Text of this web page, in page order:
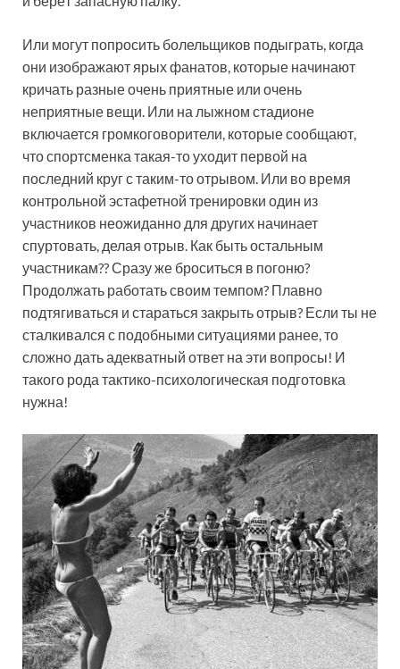
Или могут попросить болельщиков подыграть, когда
они изображают ярых фанатов, которые начинают
кричать разные очень приятные или очень
неприятные вещи. Или на лыжном стадионе
включается громкоговорители, которые сообщают,
что спортсменка такая-то уходит первой на
последний круг с таким-то отрывом. Или во время
контрольной эстафетной тренировки один из
участников неожиданно для других начинает
спуртовать, делая отрыв. Как быть остальным
участникам?? Сразу же броситься в погоню?
Продолжать работать своим темпом? Плавно
подтягиваться и стараться закрыть отрыв? Если ты не
сталкивался с подобными ситуациями ранее, то
сложно дать адекватный ответ на эти вопросы! И
такого рода тактико-психологическая подготовка
нужна!